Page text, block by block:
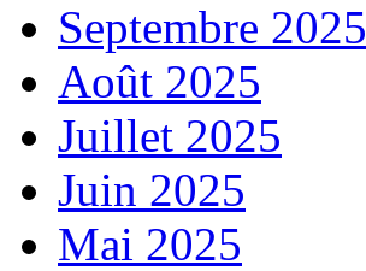
Septembre 2025
Août 2025
Juillet 2025
Juin 2025
Mai 2025